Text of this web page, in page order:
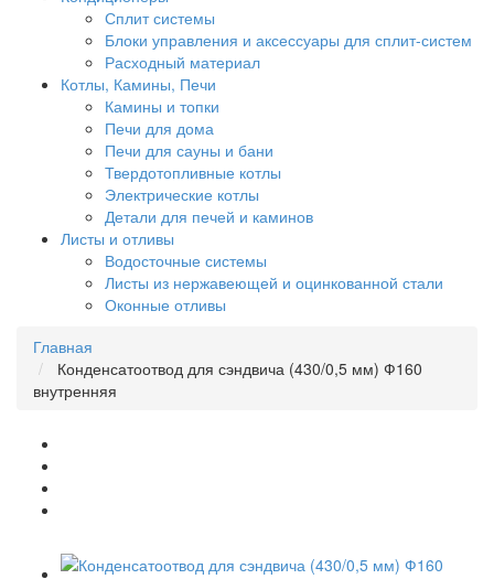
Сплит системы
Блоки управления и аксессуары для сплит-систем
Расходный материал
Котлы, Камины, Печи
Камины и топки
Печи для дома
Печи для сауны и бани
Твердотопливные котлы
Электрические котлы
Детали для печей и каминов
Листы и отливы
Водосточные системы
Листы из нержавеющей и оцинкованной стали
Оконные отливы
Главная
Конденсатоотвод для сэндвича (430/0,5 мм) Ф160
внутренняя